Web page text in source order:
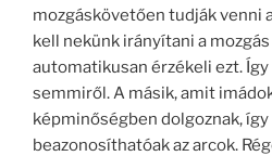
mozgáskövetően tudják venni
kell nekünk irányítani a
automatikusan érzékeli ezt.
semmiről. A másik, amit
képminőségben dolgoznak,
beazonosíthatóak az arcok.